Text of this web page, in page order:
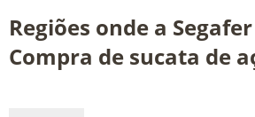
SUCATA DE COBRE
SUCATA DE COBRE PREÇO
Regiões onde a
Compra de sucata de